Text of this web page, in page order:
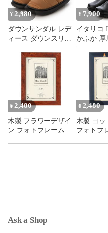
¥2,980
ダウンサンダル レデ
ィース ダウンスリッ
ルームシューズ
(lds23it52)
¥ 7,900
イタリコ
かふか 厚
ショート
（69it600
¥ 2,480
木製 フラワーデザイ
ン フォトフレーム
¥ 2,480
木製 ヨッ
フォトフ
Ask a Shop